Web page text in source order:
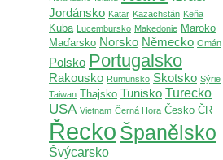
Jordánsko Katar Kazachstán Keňa
Kuba Lucembursko Makedonie Maroko
Maďarsko Norsko Německo Omán
Polsko Portugalsko
Rakousko Rumunsko Skotsko Sýrie
Taiwan Thajsko Tunisko Turecko
USA Vietnam Černá Hora Česko ČR
Řecko Španělsko
Švýcarsko